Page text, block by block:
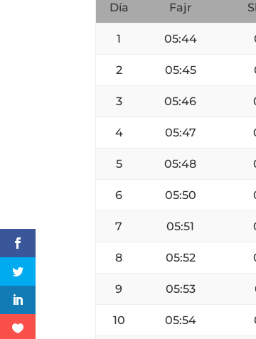
Día Fajr
1 05:44
2 05:45
3 05:46
4 05:47
5 05:48
6 05:50
7 05:51
8 05:52
9 05:53
10 05:54